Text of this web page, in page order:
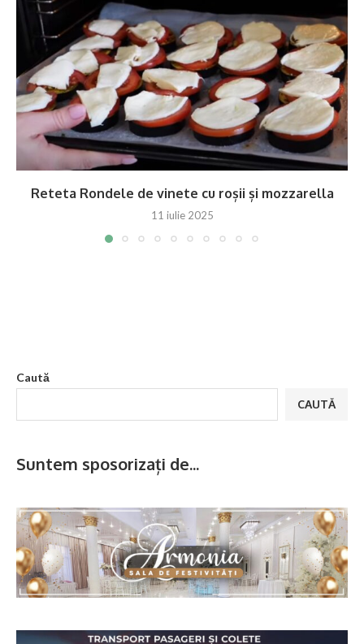
Reteta Rondele de vinete cu roșii și mozzarella
11 iulie 2025
Caută
CAUTĂ
Suntem sposorizați de...